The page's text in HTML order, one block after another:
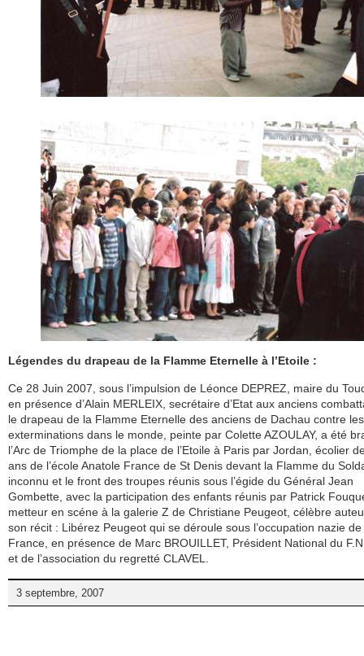
Légendes du drapeau de la Flamme Eternelle à l’Etoile :
Ce 28 Juin 2007, sous l’impulsion de Léonce DEPREZ, maire du
en présence d’Alain MERLEIX, secrétaire d’Etat aux anciens
le drapeau de la Flamme Eternelle des anciens de Dachau contre les
exterminations dans le monde, peinte par Colette AZOULAY, a été
l’Arc de Triomphe de la place de l’Etoile à Paris par Jordan, écolier
ans de l’école Anatole France de St Denis devant la Flamme du
inconnu et le front des troupes réunis sous l’égide du Général Jean
Gombette, avec la participation des enfants réunis par Patrick
metteur en scéne à la galerie Z de Christiane Peugeot, célèbre
son récit : Libérez Peugeot qui se déroule sous l’occupation nazie de
France, en présence de Marc BROUILLET, Président National du
et de l’association du regretté CLAVEL.
3 septembre, 2007